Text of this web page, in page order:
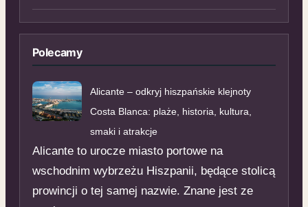
Polecamy
Alicante – odkryj hiszpańskie klejnoty
Costa Blanca: plaże, historia, kultura,
smaki i atrakcje
Alicante to urocze miasto portowe na
wschodnim wybrzeżu Hiszpanii, będące stolicą
prowincji o tej samej nazwie. Znane jest ze